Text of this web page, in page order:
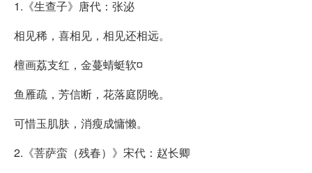
1.《生查子》唐代：张泌
相见稀，喜相见，相见还相远。
檀画荔支红，金蔓蜻蜓软¤
鱼雁疏，芳信断，花落庭阴晚。
可惜玉肌肤，消瘦成慵懒。
2.《菩萨蛮（残春）》宋代：赵长卿